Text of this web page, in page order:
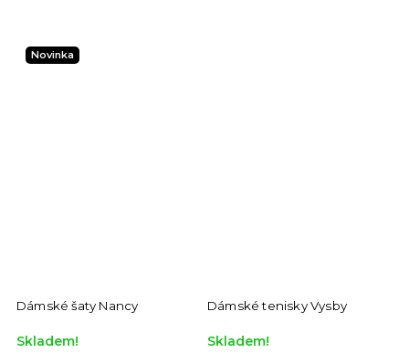
Novinka
Dámské šaty Nancy
Skladem!
Dámské tenisky Vysby
Skladem!